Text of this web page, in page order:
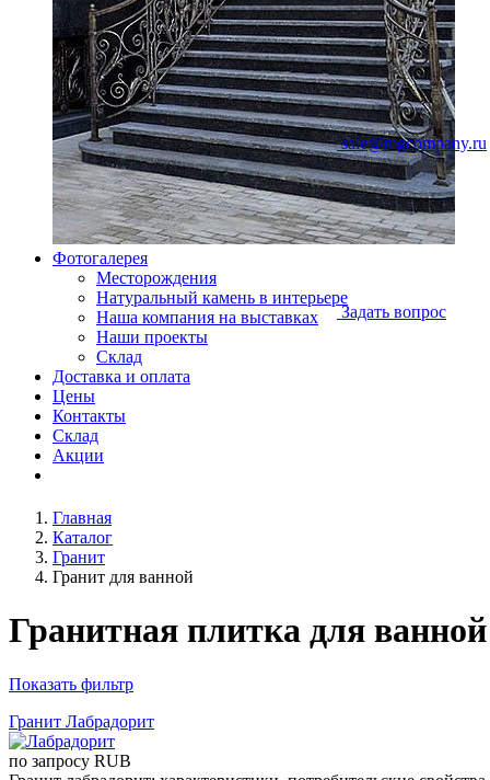
Фотогалерея
Месторождения
Натуральный камень в интерьере
Наша компания на выставках
Наши проекты
Склад
Доставка и оплата
Цены
Контакты
Склад
Акции
sale@mgcompany.ru
Задать вопрос
Главная
Каталог
Гранит
Гранит для ванной
Гранитная плитка для
Показать фильтр
Гранит Лабрадорит
по запросу RUB